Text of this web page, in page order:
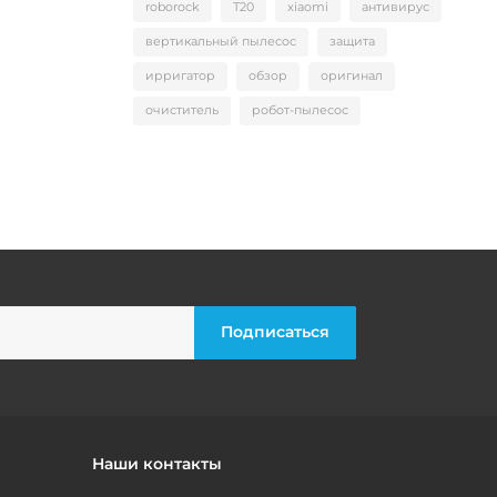
roborock T20 xiaomi антивирус
вертикальный пылесос защита
ирригатор обзор оригинал
очиститель робот-пылесос
Наши контакты